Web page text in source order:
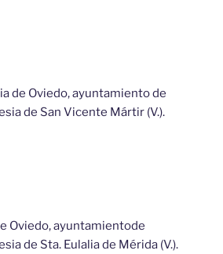
de Oviedo, ayuntamiento de
de San Vicente Mártir (V.).
Oviedo, ayuntamientode
de Sta. Eulalia de Mérida (V.).